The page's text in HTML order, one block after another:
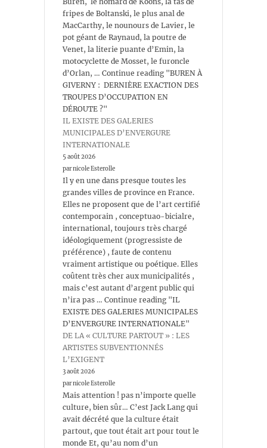
fripes de Boltanski, le plus anal de
MacCarthy, le nounours de Lavier, le
pot géant de Raynaud, la poutre de
Venet, la literie puante d’Emin, la
motocyclette de Mosset, le furoncle
d’Orlan, … Continue reading "BUREN À
GIVERNY : DERNIÈRE EXACTION DES
TROUPES D’OCCUPATION EN
DÉROUTE ?"
IL EXISTE DES GALERIES
MUNICIPALES D’ENVERGURE
INTERNATIONALE
5 août 2026
par nicole Esterolle
Il y en une dans presque toutes les
grandes villes de province en France.
Elles ne proposent que de l’art certifié
contemporain , conceptuao-bicialre,
international, toujours très chargé
idéologiquement (progressiste de
préférence) , faute de contenu
vraiment artistique ou poétique. Elles
coûtent très cher aux municipalités ,
mais c’est autant d’argent public qui
n’ira pas … Continue reading "IL
EXISTE DES GALERIES MUNICIPALES
D’ENVERGURE INTERNATIONALE"
DE LA « CULTURE PARTOUT » : LES
ARTISTES SUBVENTIONNÉS
L’EXIGENT
3 août 2026
par nicole Esterolle
Mais attention ! pas n’importe quelle
culture, bien sûr… C’est Jack Lang qui
avait décrété que la culture était
partout, que tout était art pour tout le
monde Et, qu’au nom d’un